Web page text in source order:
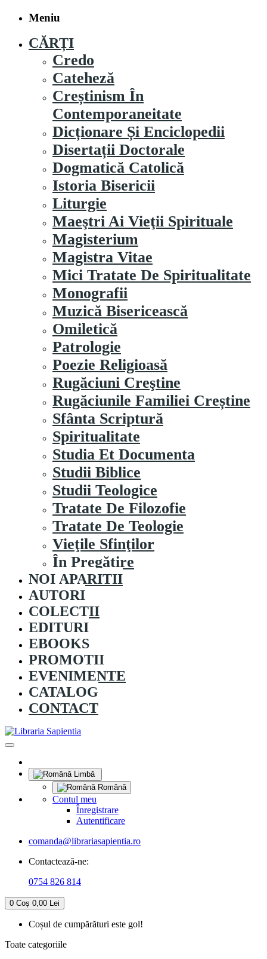
Meniu
CĂRȚI
Credo
Cateheză
Creștinism În
Contemporaneitate
Dicționare Și Enciclopedii
Disertații Doctorale
Dogmatică Catolică
Istoria Bisericii
Liturgie
Maeştri Ai Vieţii Spirituale
Magisterium
Magistra Vitae
Mici Tratate De Spiritualitate
Monografii
Muzică Bisericească
Omiletică
Patrologie
Poezie Religioasă
Rugăciuni Creştine
Rugăciunile Familiei Creștine
Sfânta Scriptură
Spiritualitate
Studia Et Documenta
Studii Biblice
Studii Teologice
Tratate De Filozofie
Tratate De Teologie
Vieţile Sfinţilor
În Pregătire
NOI APARITII
AUTORI
COLECȚII
EDITURI
EBOOKS
PROMOȚII
EVENIMENTE
CATALOG
CONTACT
Limbă
Română
Contul meu
Înregistrare
Autentificare
comanda@librariasapientia.ro
Contactează-ne:
0754 826 814
0 Coș 0,00 Lei
Coșul de cumpărături este gol!
Toate categoriile